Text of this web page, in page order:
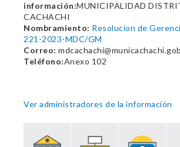
información:MUNICIPALIDAD
CACHACHI
Nombramiento: Resolucion de
221-2023-MDC/GM
Correo:
Teléfono:Anexo 102
Ver administradores de la información